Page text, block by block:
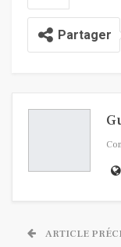
Partager
ARTICLE